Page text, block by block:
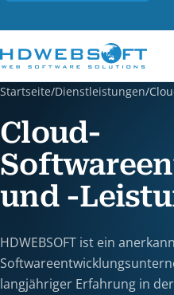
Startseite/Dienstleistungen/
Cloud-
und -
HDWEBSOFT ist ein
langjähriger Erfahrung in